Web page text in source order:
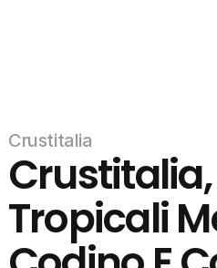
Crustitalia
Tropicali